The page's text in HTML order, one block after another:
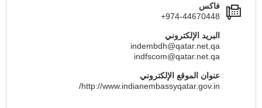
فاكس
+974-44670448
البريد الإلكتروني
indembdh@qatar.net.qa
indfscom@qatar.net.qa
عنوان الموقع الإلكتروني
http://www.indianembassyqatar.gov.in/